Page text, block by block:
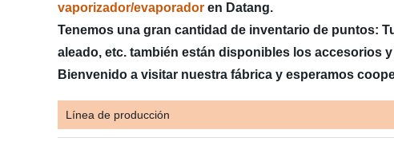
vaporizador/evaporador en Datang.
Tenemos una gran cantidad de inventario de puntos:
aleado, etc. también están disponibles los accesorios
Bienvenido a visitar nuestra fábrica y esperamos
Línea de producción